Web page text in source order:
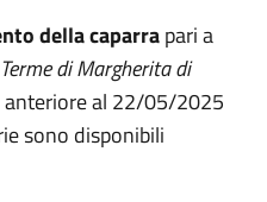
della caparrapari a
Terme di Margherita di
anteriore al 22/05/2025
sono disponibili